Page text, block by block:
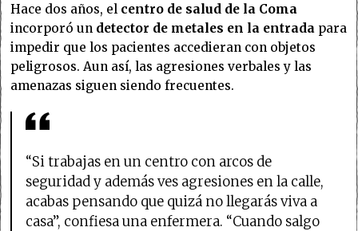
Hace dos años, el centro de salud de la Coma
incorporó un detector de metales en la entrada para
impedir que los pacientes accedieran con objetos
peligrosos. Aun así, las agresiones verbales y las
amenazas siguen siendo frecuentes.
“Si trabajas en un centro con arcos de
seguridad y además ves agresiones en la calle,
acabas pensando que quizá no llegarás viva a
casa”, confiesa una enfermera. “Cuando salgo